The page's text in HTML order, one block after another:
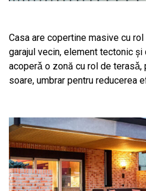
Casa are copertine masive cu
garajul vecin, element tectonic
acoperǎ o zonă cu rol de
soare, umbrar pentru reducerea